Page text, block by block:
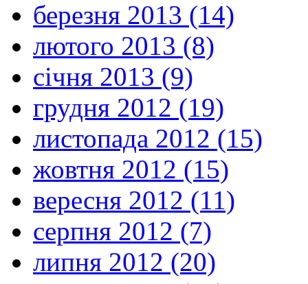
березня 2013 (14)
лютого 2013 (8)
січня 2013 (9)
грудня 2012 (19)
листопада 2012 (15)
жовтня 2012 (15)
вересня 2012 (11)
серпня 2012 (7)
липня 2012 (20)